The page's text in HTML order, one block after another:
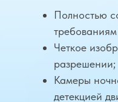
Полностью
Четкое
разрешении;
Камеры
детекцией